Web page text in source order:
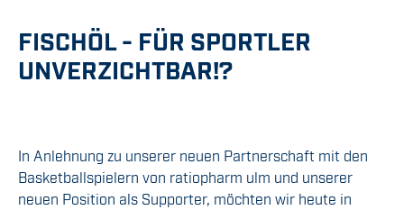
FISCHÖL - FÜR SPORTLER
UNVERZICHTBAR!?
In Anlehnung zu unserer neuen Partnerschaft mit den
Basketballspielern von ratiopharm ulm und unserer
neuen Position als Supporter, möchten wir heute in